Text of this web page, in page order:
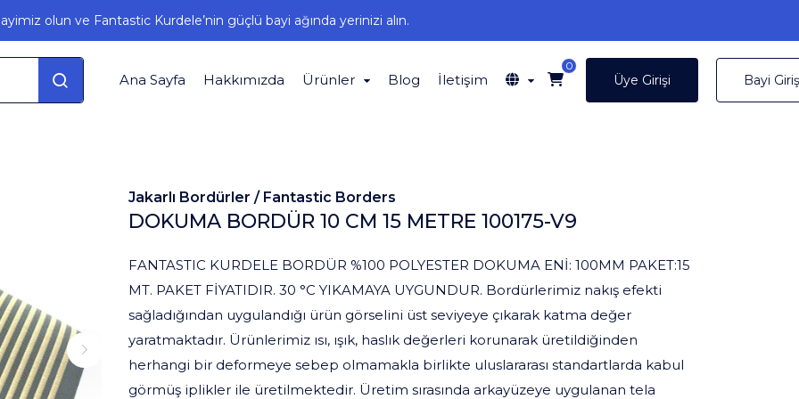
olun ve Fantastic Kurdele’nin güçlü bayi ağında yerinizi alın.
Ana Sayfa Hakkımızda Ürünler Blog İletişim
0
Üye Girişi Bayi
Jakarlı Bordürler / Fantastic Borders
DOKUMA BORDÜR 10 CM 15 METRE 100175-V9
FANTASTIC KURDELE BORDÜR %100 POLYESTER DOKUMA ENİ: 100MM PAKET:15
MT. PAKET FİYATIDIR. 30 °C YIKAMAYA UYGUNDUR. Bordürlerimiz nakış efekti
sağladığından uygulandığı ürün görselini üst seviyeye çıkarak katma değer
yaratmaktadır. Ürünlerimiz ısı, ışık, haslık değerleri korunarak üretildiğinden
herhangi bir deformeye sebep olmamakla birlikte uluslararası standartlarda kabul
görmüş iplikler ile üretilmektedir. Üretim sırasında arkayüzeye uygulanan tela